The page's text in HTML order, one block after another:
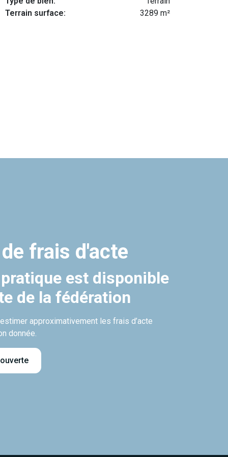
Terrain surface:
3289 m²
frais d'acte
est disponible
de la fédération
approximativement les frais d’acte
donnée.